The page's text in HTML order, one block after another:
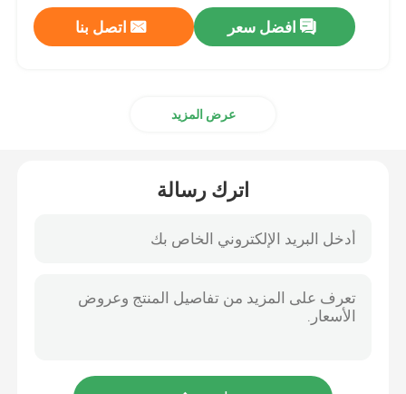
عرض الواقع الافتراضي
افضل سعر اتصل بنا
عرض المزيد
اترك رسالة